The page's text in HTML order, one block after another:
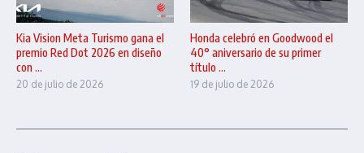
Kia Vision Meta Turismo gana el
premio Red Dot 2026 en diseño
con ...
20 de julio de 2026
Honda celebró en Goodwood el
40° aniversario de su primer
título ...
19 de julio de 2026